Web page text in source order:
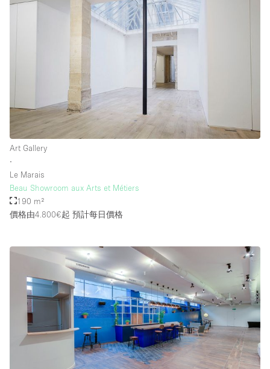
Art Gallery
∙
Le Marais
Beau Showroom aux Arts et Métiers
190 m²
價格由4.800€起 預計每日價格